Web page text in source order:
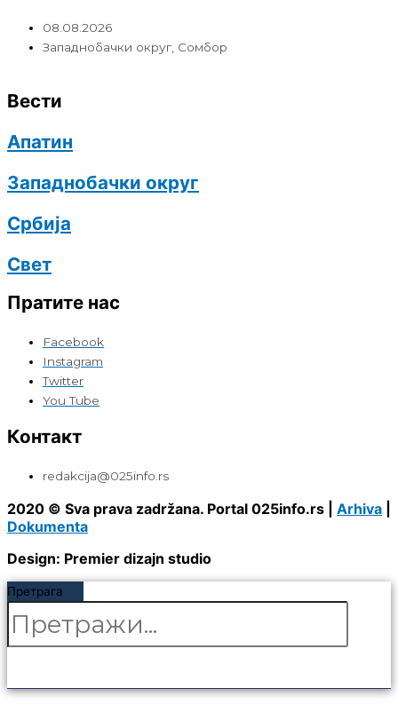
08.08.2026
Западнобачки округ, Сомбор
Вести
Апатин
Западнобачки округ
Србија
Свет
Пратите нас
Facebook
Instagram
Twitter
You Tube
Контакт
redakcija@025info.rs
2020 © Sva prava zadržana. Portal 025info.rs | Arhiva
Dokumenta
Design: Premier dizajn studio
Претрага